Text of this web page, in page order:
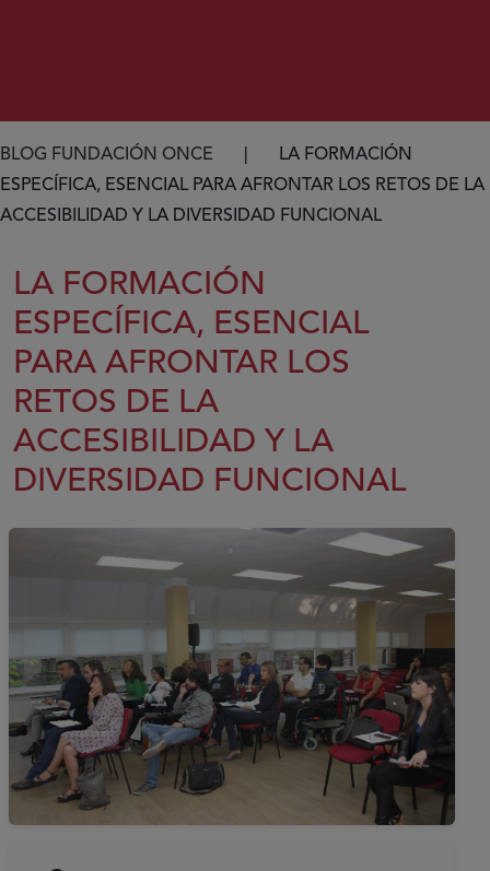
Ruta de navegación
BLOG FUNDACIÓN ONCE
LA FORMACIÓN
ESPECÍFICA, ESENCIAL PARA AFRONTAR LOS RETOS DE LA
ACCESIBILIDAD Y LA DIVERSIDAD FUNCIONAL
LA FORMACIÓN
ESPECÍFICA, ESENCIAL
PARA AFRONTAR LOS
RETOS DE LA
ACCESIBILIDAD Y LA
DIVERSIDAD FUNCIONAL